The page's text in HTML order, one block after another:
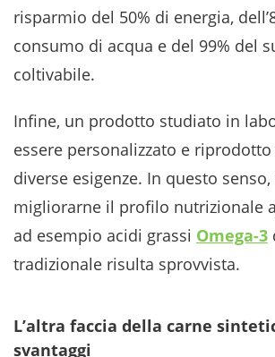
risparmio del 50% di energia,
consumo di acqua e del 99% del
coltivabile.
Infine, un prodotto studiato in
essere personalizzato e
diverse esigenze. In questo
migliorarne il profilo nutrizionale
ad esempio acidi grassi Omega-3
tradizionale risulta sprovvista.
L’altra faccia della carne
svantaggi